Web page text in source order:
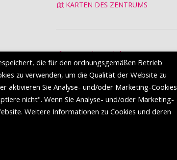
KARTEN DES ZENTRUMS
Datenschutzrichtlinie
Nutzungsbedingungen
die für den ordnungsgemäßen Betrieb
zu verwenden, um die Qualität der Website zu
aktivieren Sie Analyse- und/oder Marketing-Cookies
nicht". Wenn Sie Analyse- und/oder Marketing-
Weitere Informationen zu Cookies und deren